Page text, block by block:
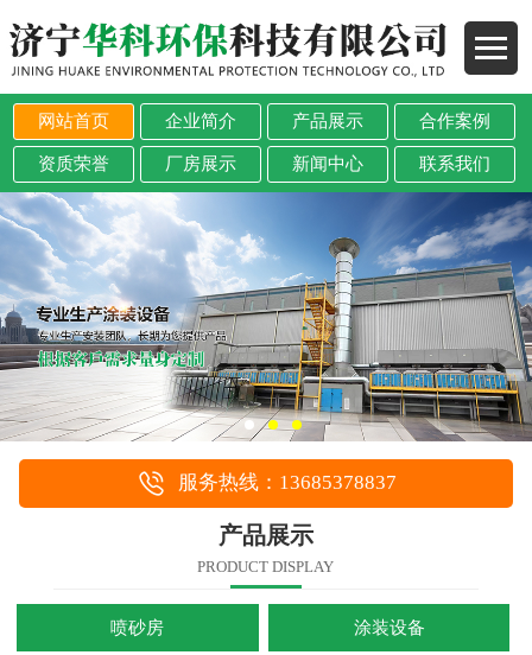
网站首页 企业简介 产品展示 合作案例
资质荣誉 厂房展示 新闻中心 联系我们
服务热线：13685378837
产品展示
PRODUCT DISPLAY
喷砂房 涂装设备